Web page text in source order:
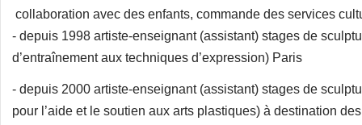
collaboration avec des enfants, commande des services
- depuis 1998 artiste-enseignant (assistant) stages de
d’entraînement aux techniques d’expression) Paris
- depuis 2000 artiste-enseignant (assistant) stages de
pour l’aide et le soutien aux arts plastiques) à destination